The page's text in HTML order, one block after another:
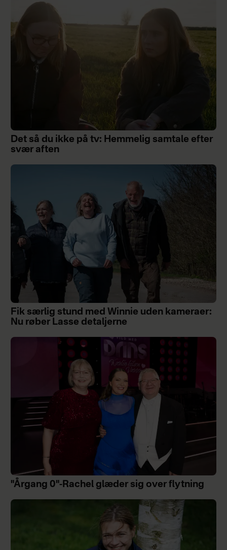
Det så du ikke på tv: Hemmelig samtale efter
svær aften
Fik særlig stund med Winnie uden kameraer:
Nu røber Lasse detaljerne
"Årgang 0"-Rachel glæder sig over flytning